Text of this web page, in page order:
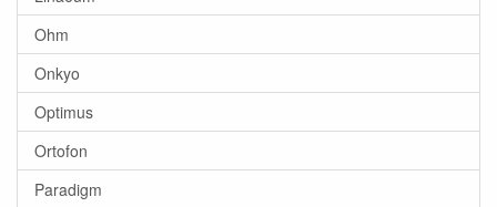
Ohm
Onkyo
Optimus
Ortofon
Paradigm